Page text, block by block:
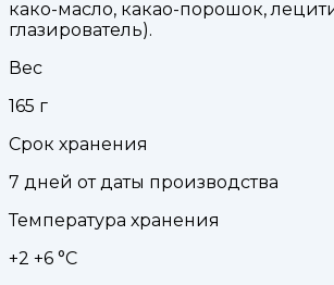
како-масло, какао-порошок,
глазирователь).
Вес
165 г
Срок хранения
7 дней от даты производства
Температура хранения
+2 +6 °С